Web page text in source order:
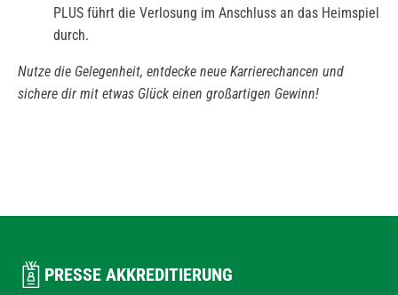
PLUS führt die Verlosung im Anschluss an das Heimspiel
durch.
Nutze die Gelegenheit, entdecke neue Karrierechancen und
sichere dir mit etwas Glück einen großartigen Gewinn!
PRESSE AKKREDITIERUNG